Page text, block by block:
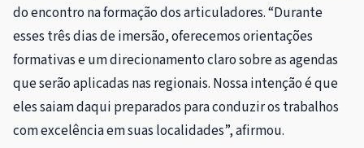
do encontro na formação dos articuladores. “Durante
esses três dias de imersão, oferecemos orientações
formativas e um direcionamento claro sobre as agendas
que serão aplicadas nas regionais. Nossa intenção é que
eles saiam daqui preparados para conduzir os trabalhos
com excelência em suas localidades”, afirmou.